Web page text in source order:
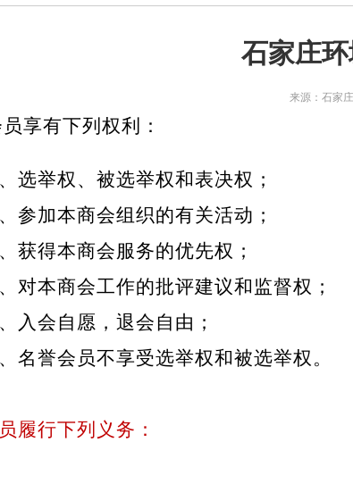
石家庄
来源：石家
享有下列权利：
选举权、被选举权和表决权；
参加本商会组织的有关活动；
获得本商会服务的优先权；
对本商会工作的批评建议和监督权；
入会自愿，退会自由；
名誉会员不享受选举权和被选举权。
履行下列义务：